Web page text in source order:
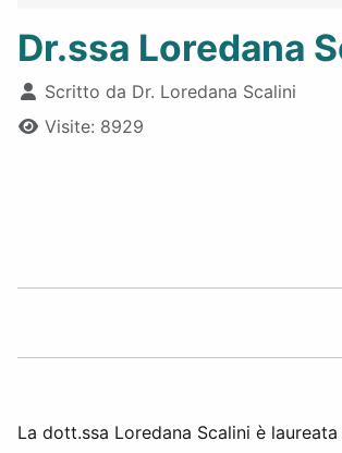
Dr.ssa Loredana
Dettagli
Scritto da Dr. Loredana Scalini
Visite: 8929
La dott.ssa Loredana Scalini è laureata